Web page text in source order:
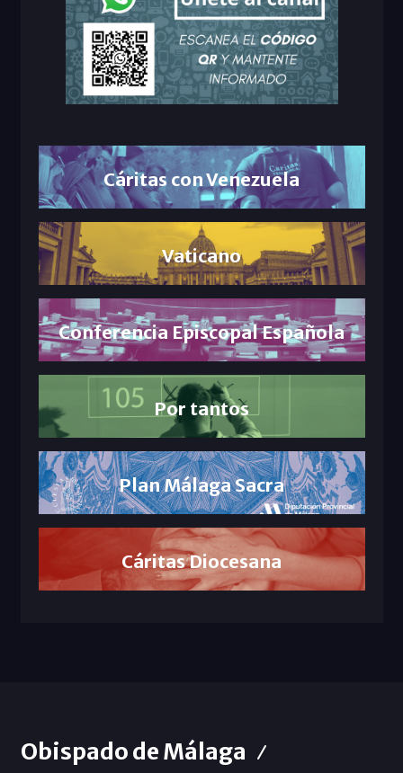
Cáritas con Venezuela
Vaticano
Conferencia Episcopal Española
Por tantos
Plan Málaga Sacra
Cáritas Diocesana
Obispado de Málaga